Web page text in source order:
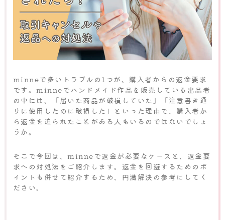
minneで多いトラブルの1つが、購入者からの返金要求
です。minneでハンドメイド作品を販売している出品者
の中には、「届いた商品が破損していた」「注意書き通
りに使用したのに破損した」といった理由で、購入者か
ら返金を迫られたことがある人もいるのではないでしょ
うか。
そこで今回は、minneで返金が必要なケースと、返金要
求への対処法をご紹介します。返金を回避するためのポ
イントも併せて紹介するため、円満解決の参考にしてく
ださい。